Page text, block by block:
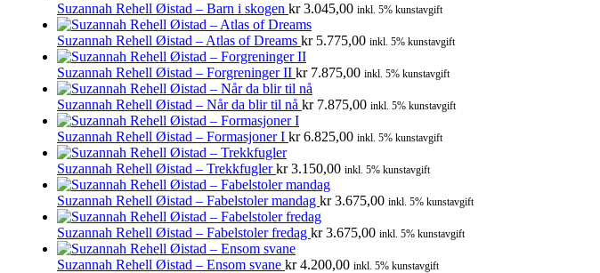
Suzannah Rehell Øistad – Barn i skogen kr3.045,00 inkl. 5% kunstavgift
Suzannah Rehell Øistad – Atlas of Dreams kr5.775,00 inkl. 5% kunstavgift
Suzannah Rehell Øistad – Forgreninger II kr7.875,00 inkl. 5% kunstavgift
Suzannah Rehell Øistad – Når da blir til nå kr7.875,00 inkl. 5% kunstavgift
Suzannah Rehell Øistad – Formasjoner I kr6.825,00 inkl. 5% kunstavgift
Suzannah Rehell Øistad – Trekkfuglerkr3.150,00 inkl. 5% kunstavgift
Suzannah Rehell Øistad – Fabelstoler mandag kr3.675,00 inkl. 5% kunstavgift
Suzannah Rehell Øistad – Fabelstoler fredag kr3.675,00 inkl. 5% kunstavgift
Suzannah Rehell Øistad – Ensom svane kr4.200,00 inkl. 5% kunstavgift